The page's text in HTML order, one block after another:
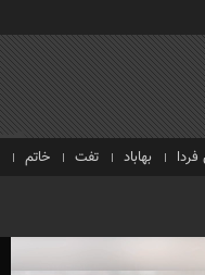
فردا بهاباد تفت خاتم